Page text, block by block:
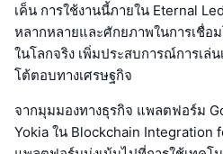
เค็น การใช้งานนี้ภายใน Eternal
หลากหลายและศักยภาพในการเชื่อ
ในโลกจริง เพิ่มประสบการณ์การเล่
โต้ตอบทางเศรษฐกิจ
จากมุมมองทางธุรกิจ แพลตฟอร์ม
Yokia ใน Blockchain Integration